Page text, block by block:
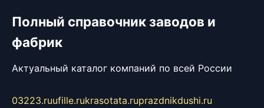
Полный справочник заводов и
фабрик
Актуальный каталог компаний по всей России
03223.ruufille.rukrasotata.ruprazdnikdushi.ru